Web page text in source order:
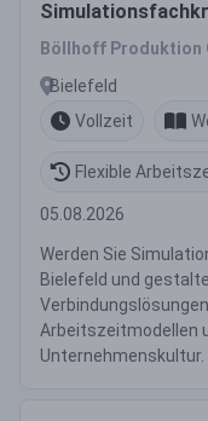
Böllhoff Produktion
Bielefeld
Vollzeit
Flexible
05.08.2026
Werden Sie
Bielefeld und
Arbeitszeitmodellen
Unternehmenskultur.